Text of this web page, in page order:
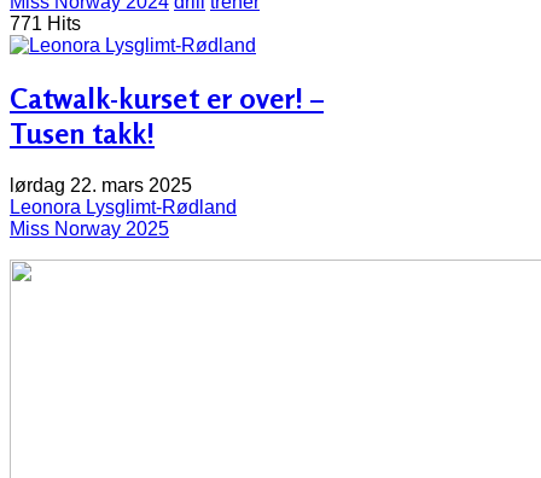
771 Hits
Catwalk-kurset er over! –
Tusen takk!
lørdag 22. mars 2025
Leonora Lysglimt-Rødland
Miss Norway 2025